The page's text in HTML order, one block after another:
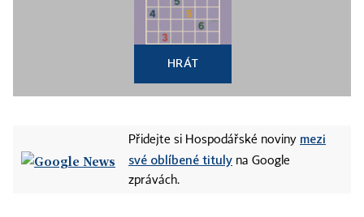
HRÁT
Přidejte si Hospodářské noviny mezi
své oblíbené tituly na Google
zprávách.